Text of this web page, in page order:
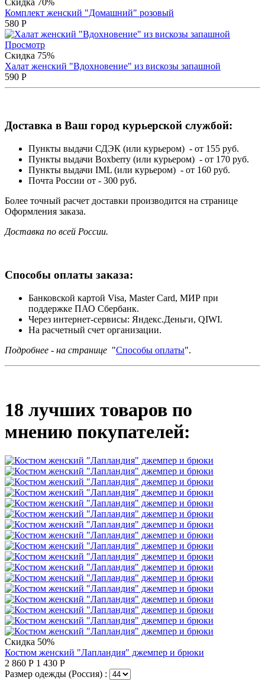
Комплект женский "Домашний" розовый
580 Р
Просмотр
Скидка 75%
Халат женский "Вдохновение" из вискозы запашной
590 Р
Доставка в Ваш город курьерской службой:
Пункты выдачи СДЭК (или курьером) - от 155 руб.
Пункты выдачи Boxberry (или курьером) - от 170 руб.
Пункты выдачи IML (или курьером) - от 160 руб.
Почта России от - 300 руб.
Более точный расчет доставки производится на странице
Оформления заказа.
Доставка по всей России.
Способы оплаты заказа:
Банковской картой Visa, Master Card, МИР при
поддержке ПАО Сбербанк.
Через интернет-сервисы: Яндекс.Деньги, QIWI.
На расчетный счет организации.
Подробнее - на странице "Способы оплаты".
18 лучших товаров по
мнению покупателей:
Скидка 50%
Костюм женский "Лапландия" джемпер и брюки
2 860 Р 1 430 Р
Размер одежды (Россия) :